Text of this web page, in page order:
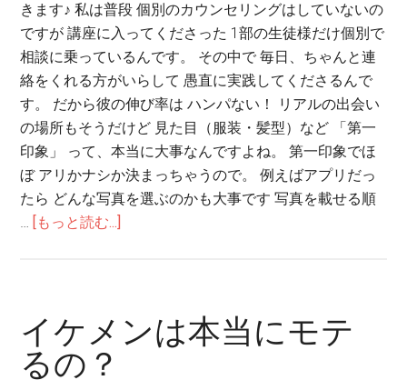
きます♪ 私は普段 個別のカウンセリングはしていないの
ですが 講座に入ってくださった 1部の生徒様だけ個別で
相談に乗っているんです。 その中で 毎日、ちゃんと連
絡をくれる方がいらして 愚直に実践してくださるんで
す。 だから彼の伸び率は ハンパない！ リアルの出会い
の場所もそうだけど 見た目（服装・髪型）など 「第一
印象」 って、本当に大事なんですよね。 第一印象でほ
ぼ アリかナシか決まっちゃうので。 例えばアプリだっ
たら どんな写真を選ぶのかも大事です 写真を載せる順
… [もっと読む...]
イケメンは本当にモテ
るの？